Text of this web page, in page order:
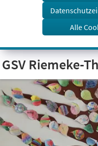
Visuelle
Assistenzsoftware
öffnen.
Alle
GSV Riemeke-